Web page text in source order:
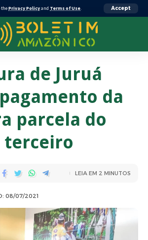
thePrivacy Policyand Terms of Use. Accept
de Juruá
da
parcela do
terceiro
08/07/2021
LEIA EM 2 MINUTOS